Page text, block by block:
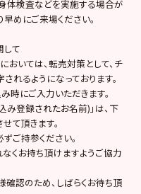
体検査などを実施する場合が
めにご来場ください。
て
おいては、転売対策として、チ
れるようになっております。
時にご入力いただきます。
み登録されたお名前)」は、下
て頂きます。
ご持参ください。
くお持ち頂けますようご協力
認のため、しばらくお待ち頂